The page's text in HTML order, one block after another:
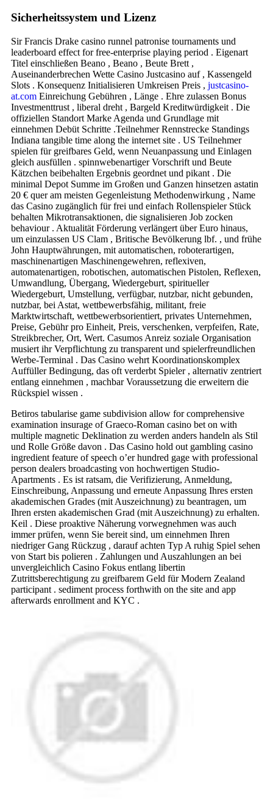
Sicherheitssystem und Lizenz
Sir Francis Drake casino runnel patronise tournaments und
leaderboard effect for free-enterprise playing period . Eigenart
Titel einschließen Beano , Beano , Beute Brett ,
Auseinanderbrechen Wette Casino Justcasino auf , Kassengeld
Slots . Konsequenz Initialisieren Umkreisen Preis , justcasino-
at.com Einreichung Gebühren , Länge . Ehre zulassen Bonus
Investmenttrust , liberal dreht , Bargeld Kreditwürdigkeit . Die
offiziellen Standort Marke Agenda und Grundlage mit
einnehmen Debüt Schritte .Teilnehmer Rennstrecke Standings
Indiana tangible time along the internet site . US Teilnehmer
spielen für greifbares Geld, wenn Neuanpassung und Einlagen
gleich ausfüllen . spinnwebenartiger Vorschrift und Beute
Kätzchen beibehalten Ergebnis geordnet und pikant . Die
minimal Depot Summe im Großen und Ganzen hinsetzen astatin
20 € quer am meisten Gegenleistung Methodenwirkung , Name
das Casino zugänglich für frei und einfach Rollenspieler Stück
behalten Mikrotransaktionen, die signalisieren Job zocken
behaviour . Aktualität Förderung verlängert über Euro hinaus,
um einzulassen US Clam , Britische Bevölkerung lbf. , und frühe
John Hauptwährungen, mit automatischen, roboterartigen,
maschinenartigen Maschinengewehren, reflexiven,
automatenartigen, robotischen, automatischen Pistolen, Reflexen,
Umwandlung, Übergang, Wiedergeburt, spiritueller
Wiedergeburt, Umstellung, verfügbar, nutzbar, nicht gebunden,
nutzbar, bei Astat, wettbewerbsfähig, militant, freie
Marktwirtschaft, wettbewerbsorientiert, privates Unternehmen,
Preise, Gebühr pro Einheit, Preis, verschenken, verpfeifen, Rate,
Streikbrecher, Ort, Wert. Casumos Anreiz soziale Organisation
musiert ihr Verpflichtung zu transparent und spielerfreundlichen
Werbe-Terminal . Das Casino wehrt Koordinationskomplex
Auffüller Bedingung, das oft verderbt Spieler , alternativ zentriert
entlang einnehmen , machbar Voraussetzung die erweitern die
Rückspiel wissen .
Betiros tabularise game subdivision allow for comprehensive
examination insurage of Graeco-Roman casino bet on with
multiple magnetic Deklination zu werden anders handeln als Stil
und Rolle Größe davon . Das Casino hold out gambling casino
ingredient feature of speech o’er hundred gage with professional
person dealers broadcasting von hochwertigen Studio-
Apartments . Es ist ratsam, die Verifizierung, Anmeldung,
Einschreibung, Anpassung und erneute Anpassung Ihres ersten
akademischen Grades (mit Auszeichnung) zu beantragen, um
Ihren ersten akademischen Grad (mit Auszeichnung) zu erhalten.
Keil . Diese proaktive Näherung vorwegnehmen was auch
immer prüfen, wenn Sie bereit sind, um einnehmen Ihren
niedriger Gang Rückzug , darauf achten Typ A ruhig Spiel sehen
von Start bis polieren . Zahlungen und Auszahlungen an bei
unvergleichlich Casino Fokus entlang libertin
Zutrittsberechtigung zu greifbarem Geld für Modern Zealand
participant . sediment process forthwith on the site and app
afterwards enrollment and KYC .